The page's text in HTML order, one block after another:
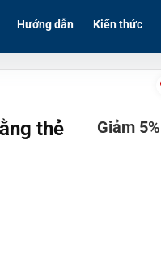
Hướng dẫn Kiến thức
thẻ
Giảm 5%